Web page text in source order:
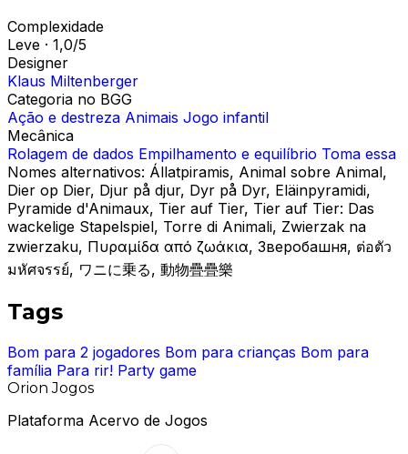
Complexidade
Leve · 1,0/5
Designer
Klaus Miltenberger
Categoria no BGG
Ação e destreza Animais Jogo infantil
Mecânica
Rolagem de dados Empilhamento e equilíbrio Toma essa
Nomes alternativos: Állatpiramis, Animal sobre Animal,
Dier op Dier, Djur på djur, Dyr på Dyr, Eläinpyramidi,
Pyramide d'Animaux, Tier auf Tier, Tier auf Tier: Das
wackelige Stapelspiel, Torre di Animali, Zwierzak na
zwierzaku, Πυραμίδα από ζωάκια, Зверобашня, ต่อตัว
มหัศจรรย์, ワニに乗る, 動物疊疊樂
Tags
Bom para 2 jogadores Bom para crianças Bom para
família Para rir! Party game
Orion Jogos
Plataforma Acervo de Jogos